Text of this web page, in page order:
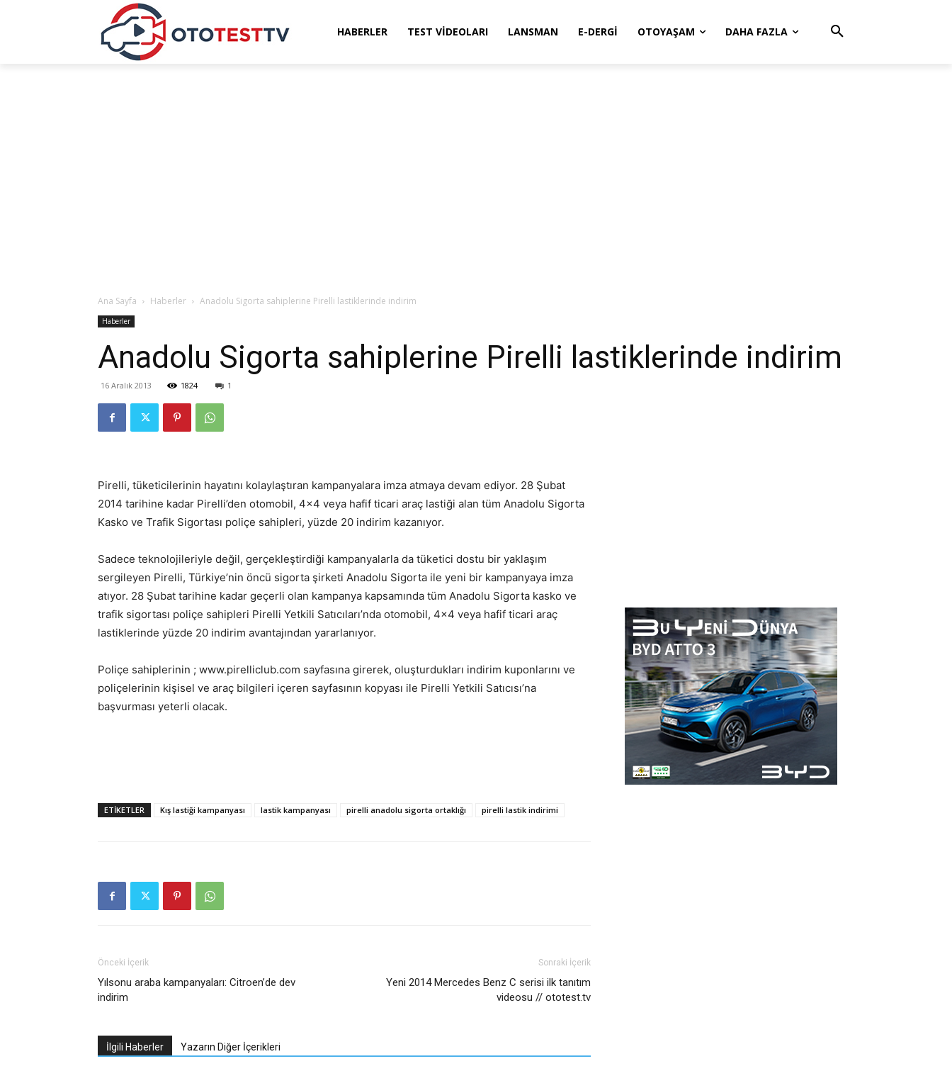
HABERLER TEST VIDEOLARI LANSMAN E-DERGI OTOYAŞAM DAHA FAZLA
Ana Sayfa Haberler Anadolu Sigorta sahiplerine Pirelli lastiklerinde indirim
Haberler
Anadolu Sigorta sahiplerine Pirelli lastiklerinde indirim
16 Aralık 2013 1824 1
Pirelli, tüketicilerinin hayatını kolaylaştıran kampanyalara imza atmaya devam ediyor. 28 Şubat
2014 tarihine kadar Pirelli’den otomobil, 4×4 veya hafif ticari araç lastiği alan tüm Anadolu Sigorta
Kasko ve Trafik Sigortası poliçe sahipleri, yüzde 20 indirim kazanıyor.
Sadece teknolojileriyle değil, gerçekleştirdiği kampanyalarla da tüketici dostu bir yaklaşım
sergileyen Pirelli, Türkiye’nin öncü sigorta şirketi Anadolu Sigorta ile yeni bir kampanyaya imza
atıyor. 28 Şubat tarihine kadar geçerli olan kampanya kapsamında tüm Anadolu Sigorta kasko ve
trafik sigortası poliçe sahipleri Pirelli Yetkili Satıcıları’nda otomobil, 4×4 veya hafif ticari araç
lastiklerinde yüzde 20 indirim avantajından yararlanıyor.
Poliçe sahiplerinin ; www.pirelliclub.com sayfasına girerek, oluşturdukları indirim kuponlarını ve
poliçelerinin kişisel ve araç bilgileri içeren sayfasının kopyası ile Pirelli Yetkili Satıcısı’na
başvurması yeterli olacak.
ETIKETLER Kış lastiği kampanyası lastik kampanyası pirelli anadolu sigorta ortaklığı pirelli lastik indirimi
Önceki İçerik
Yılsonu araba kampanyaları: Citroen’de dev
indirim
Sonraki İçerik
Yeni 2014 Mercedes Benz C serisi ilk tanıtım
videosu // ototest.tv
İlgili Haberler Yazarın Diğer İçerikleri